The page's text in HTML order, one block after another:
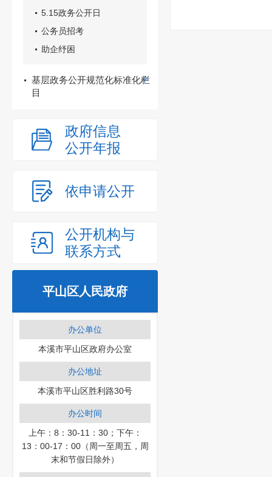
5.15政务公开日
公务员招考
助企纾困
基层政务公开规范化标准化栏
目
政府信息
公开年报
依申请公开
公开机构与
联系方式
平山区人民政府
办公单位
本溪市平山区政府办公室
办公地址
本溪市平山区胜利路30号
办公时间
上午：8：30-11：30；下午：
13：00-17：00（周一至周五，周
末和节假日除外）